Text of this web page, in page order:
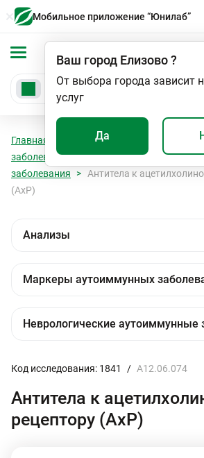
Мобильное приложение “Юнилаб”
Ваш город Елизово?
От выбора города зависит
услуг
Да
Главная Анализы
заболеваний
Неврологические
заболевания
Антитела к
(АхР)
Код исследования: 1841 / A12.06.074
Антитела к
рецептору (АхР)